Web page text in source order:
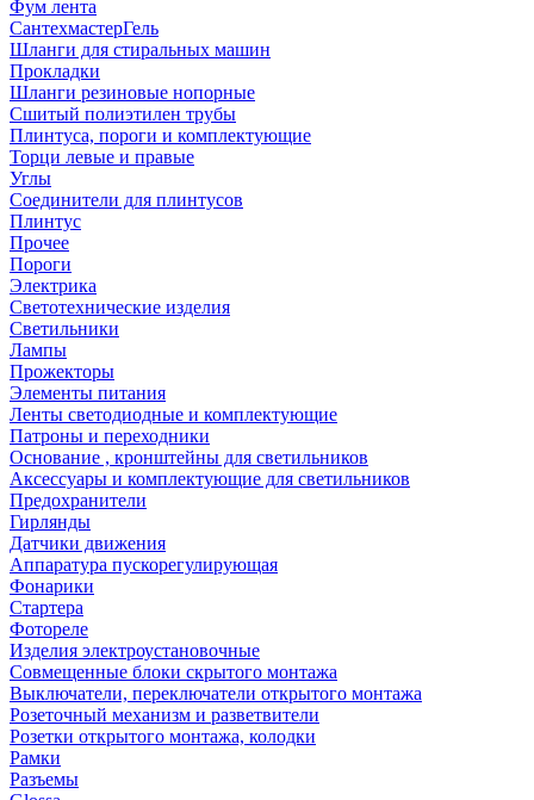
Фум лента
СантехмастерГель
Шланги для стиральных машин
Прокладки
Шланги резиновые нопорные
Сшитый полиэтилен трубы
Плинтуса, пороги и комплектующие
Торци левые и правые
Углы
Соединители для плинтусов
Плинтус
Прочее
Пороги
Электрика
Светотехнические изделия
Светильники
Лампы
Прожекторы
Элементы питания
Ленты светодиодные и комплектующие
Патроны и переходники
Основание , кронштейны для светильников
Аксессуары и комплектующие для светильников
Предохранители
Гирлянды
Датчики движения
Аппаратура пускорегулирующая
Фонарики
Стартера
Фотореле
Изделия электроустановочные
Совмещенные блоки скрытого монтажа
Выключатели, переключатели открытого монтажа
Розеточный механизм и разветвители
Розетки открытого монтажа, колодки
Рамки
Разъемы